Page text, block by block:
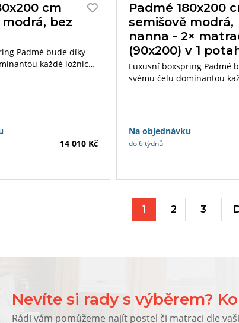
cm
bez
Padmé bude díky
každé ložnice.
14 010 Kč
Padmé 180x200
semišově modrá,
nanna - 2×
(90x200) v 1
Luxusní boxspring Padmé
svému čelu dominantou
i potahem.
Na objednávku
do 6 týdnů
1 2 3
Nevíte si rady s výběrem?
Rádi vám pomůžeme najít postel či matraci dle